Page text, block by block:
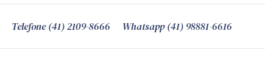
Telefone (41) 2109-8666 Whatsapp (41) 98881-6616